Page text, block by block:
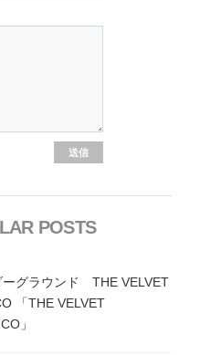
POSTS
ーグラウンド THE VELVET
「THE VELVET
」